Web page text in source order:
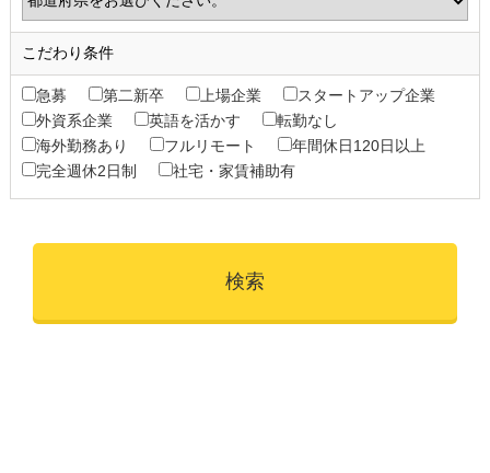
こだわり条件
急募 第二新卒 上場企業
スタートアップ企業
外資系企業
英語を活かす
転勤なし
海外勤務あり
フルリモート
年間休日120日以上
完全週休2日制
社宅・家賃補助有